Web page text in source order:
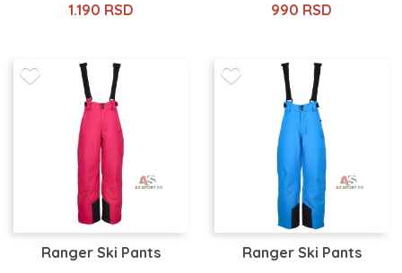
1.190 RSD 990 RSD
Ranger Ski Pants Ranger Ski Pants